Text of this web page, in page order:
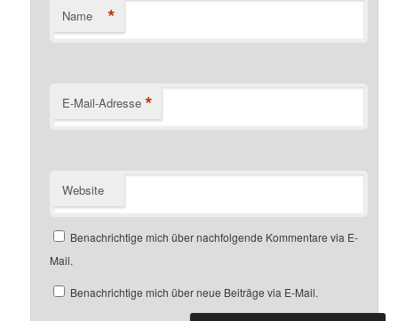
Name *
E-Mail-Adresse *
Website
Benachrichtige mich über nachfolgende Kommentare via E-
Mail.
Benachrichtige mich über neue Beiträge via E-Mail.